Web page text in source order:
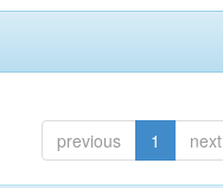
previous 1 next